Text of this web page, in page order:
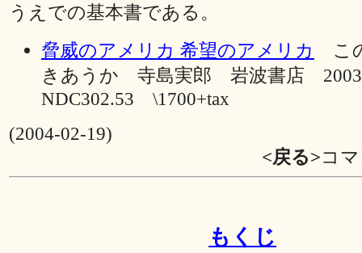
うえでの基本書である。
脅威のアメリカ 希望のアメリカ
こ
きあうか 寺島実郎 岩波書店
NDC302.53 \1700+tax
(2004-02-19)
<戻る>コ
もくじ